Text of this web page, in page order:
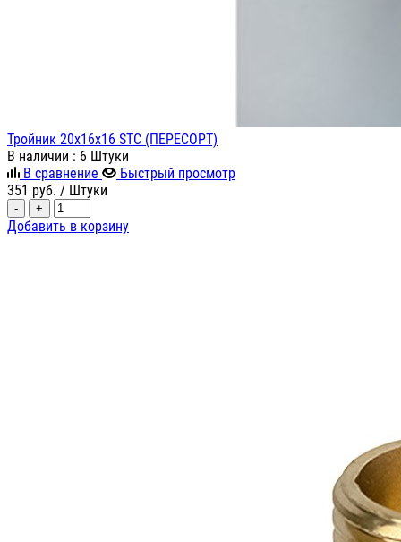
Тройник 20х16х16 STC (ПЕРЕСОРТ)
В наличии : 6 Штуки
В сравнение
Быстрый просмотр
351 руб. / Штуки
- +
Добавить в корзину